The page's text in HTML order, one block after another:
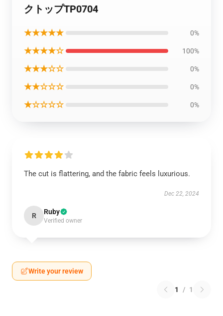
クトップTP0704
★★★★★ 0%
★★★★☆ 100%
★★★☆☆ 0%
★★☆☆☆ 0%
★☆☆☆☆ 0%
The cut is flattering, and the fabric feels luxurious.
Dec 22, 2024
R Ruby
Verified owner
Write your review
1 / 1